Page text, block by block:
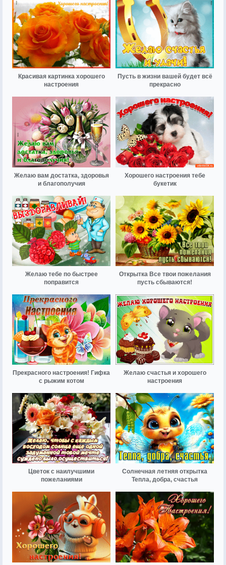
Красивая картинка хорошего
настроения
Пусть в жизни вашей будет всё
прекрасно
Желаю вам достатка, здоровья
и благополучия
Хорошего настроения тебе
букетик
Желаю тебе по быстрее
поправится
Открытка Все твои пожелания
пусть сбываются!
Прекрасного настроения! Гифка
с рыжим котом
Желаю счастья и хорошего
настроения
Цветок с наилучшими
пожеланиями
Солнечная летняя открытка
Тепла, добра, счастья